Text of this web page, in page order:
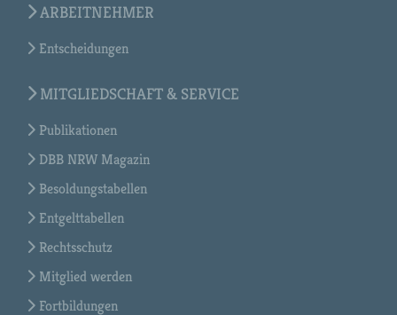
ARBEITNEHMER
Entscheidungen
MITGLIEDSCHAFT & SERVICE
Publikationen
DBB NRW Magazin
Besoldungstabellen
Entgelttabellen
Rechtsschutz
Mitglied werden
Fortbildungen